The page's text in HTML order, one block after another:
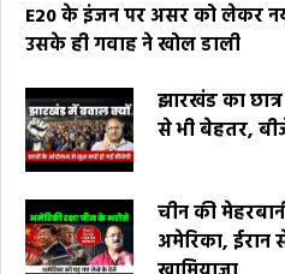
E20 के इंजन पर असर को लेकर
उसके ही गवाह ने खोल डाली
झारखंड का
से भी बेहतर,
चीन की
अमेरिका,